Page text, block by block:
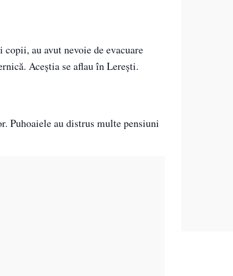
au avut nevoie de evacuare
Aceștia se aflau în Lerești.
Puhoaiele au distrus multe pensiuni